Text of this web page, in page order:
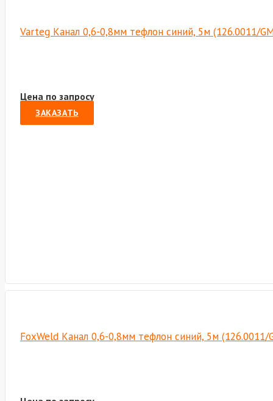
Varteg Канал 0,6-0,8мм тефлон синий, 5м (126.0011/
Цена по запросу
ЗАКАЗАТЬ
FoxWeld Канал 0,6-0,8мм тефлон синий, 5м